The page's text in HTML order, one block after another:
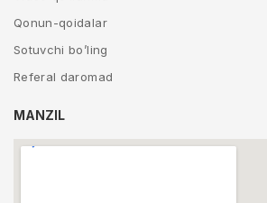
Qonun-qoidalar
Sotuvchi bo’ling
Referal daromad
MANZIL